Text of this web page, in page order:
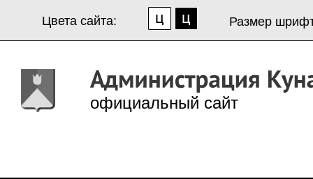
Цвета сайта: Размер
официальный сайт